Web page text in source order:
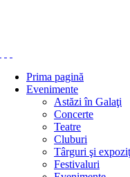
Prima pagină
Evenimente
Astăzi în Galaţi
Concerte
Teatre
Cluburi
Târguri şi
Festivaluri